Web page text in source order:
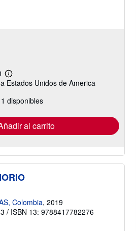
Más
información
las
tarifas
envío
Estados Unidos de America
disponibles
al carrito
Colombia, 2019
/ ISBN 13: 9788417782276